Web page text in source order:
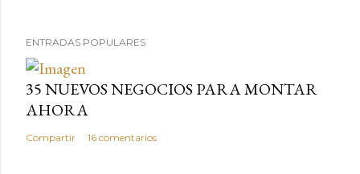
ENTRADAS POPULARES
35 NUEVOS NEGOCIOS PARA MONTAR
AHORA
Compartir 16 comentarios